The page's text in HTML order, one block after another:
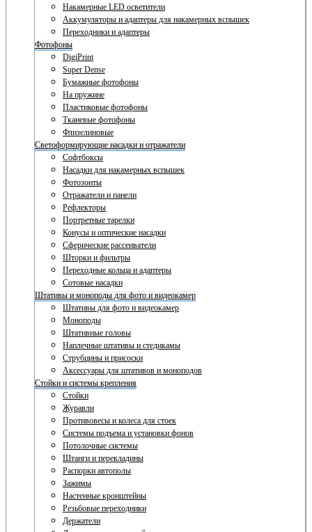
Накамерные LED осветители
Аккумуляторы и адаптеры для накамерных вспышек
Переходники и адаптеры
Фотофоны
DigiPrint
Super Dense
Бумажные фотофоны
На пружине
Пластиковые фотофоны
Тканевые фотофоны
Флизелиновые
Светоформирующие насадки и отражатели
Софтбоксы
Насадки для накамерных вспышек
Фотозонты
Отражатели и панели
Рефлекторы
Портретные тарелки
Конусы и оптические насадки
Сферические рассеиватели
Шторки и фильтры
Переходные кольца и адаптеры
Сотовые насадки
Штативы и моноподы для фото и видеокамер
Штативы для фото и видеокамер
Моноподы
Штативные головы
Наплечные штативы и стедикамы
Струбцины и присоски
Аксессуары для штативов и моноподов
Стойки и системы крепления
Стойки
Журавли
Противовесы и колеса для стоек
Системы подъема и установки фонов
Потолочные системы
Штанги и перекладины
Распорки автополы
Зажимы
Настенные кронштейны
Резьбовые переходники
Держатели